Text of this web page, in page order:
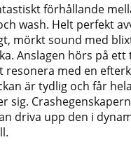
förhållande
wash. Helt perfekt
mörkt sound med
Anslagen hörs på
resonera med en
är tydlig och får
sig.
driva upp den i